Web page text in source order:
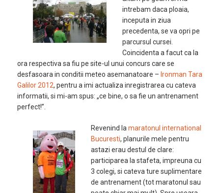
intrebam daca ploaia,
inceputa in ziua
precedenta, se va opri pe
parcursul cursei.
Coincidenta a facut ca la
ora respectiva sa fiu pe site-ul unui concurs care se
desfasoara in conditii meteo asemanatoare – Ironman Tara
Galilor 2012, pentru a imi actualiza inregistrarea cu cateva
informatii, si mi-am spus: „ce bine, o sa fie un antrenament
perfect!”.
Revenind la maratonul international
Bucuresti, planurile mele pentru
astazi erau destul de clare:
participarea la stafeta, impreuna cu
3 colegi, si cateva ture suplimentare
de antrenament (tot maratonul sau